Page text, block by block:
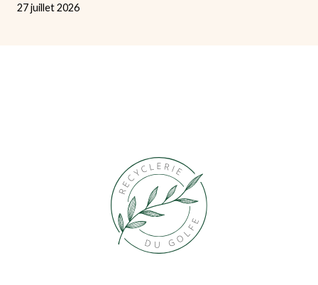
27 juillet 2026